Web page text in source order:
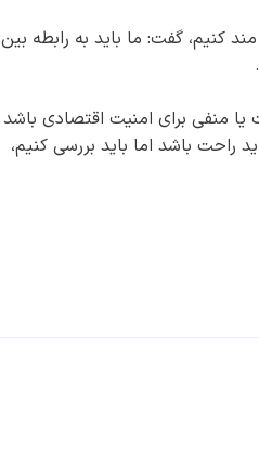
کنیم، گفت: ما باید به رابطه بین
منفی برای امنیت اقتصادی باشد
باشد اما باید بررسی کنیم،